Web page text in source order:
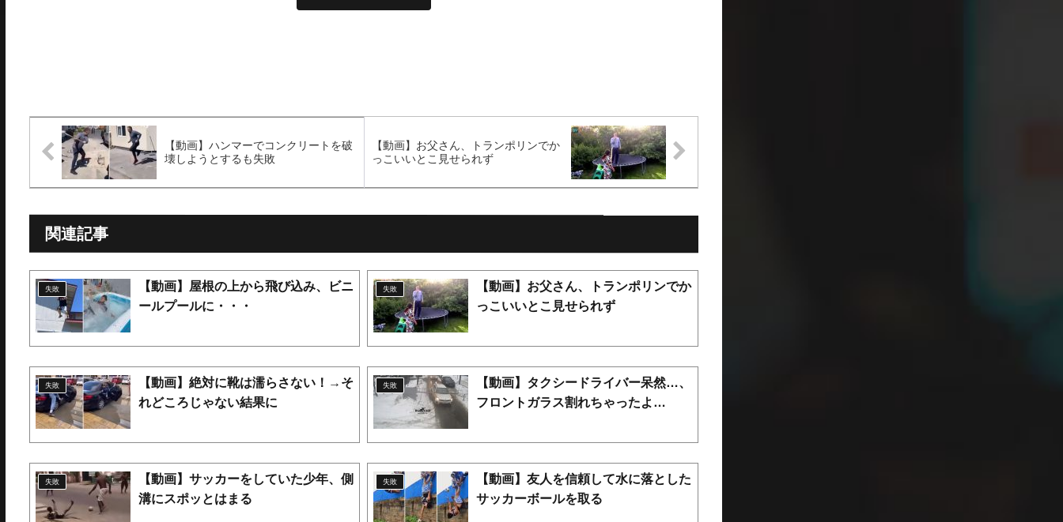
【動画】ハンマーでコンクリートを破
壊しようとするも失敗
【動画】お父さん、トランポリンでか
っこいいとこ見せられず
関連記事
失敗 【動画】屋根の上から飛び込み、ビニ
ールプールに・・・
失敗 【動画】お父さん、トランポリンでか
っこいいとこ見せられず
失敗 【動画】絶対に靴は濡らさない！→そ
れどころじゃない結果に
失敗 【動画】タクシードライバー呆然…、
フロントガラス割れちゃったよ…
失敗 【動画】サッカーをしていた少年、側
溝にスポッとはまる
失敗 【動画】友人を信頼して水に落とした
サッカーボールを取る